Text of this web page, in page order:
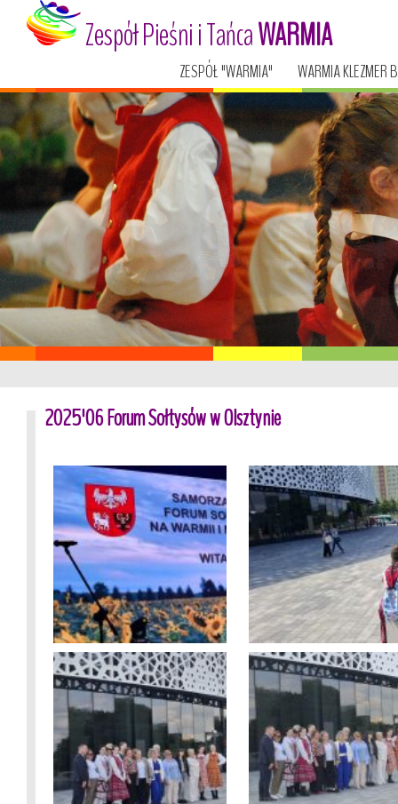
Zespół Pieśni i TańcaWARMIA
ZESPÓŁ "WARMIA" WARMIA KLEZMER
2025'06 Forum Sołtysów w Olsztynie